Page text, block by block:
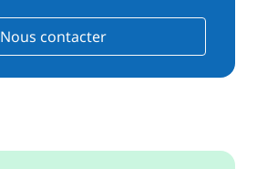
Nous contacter